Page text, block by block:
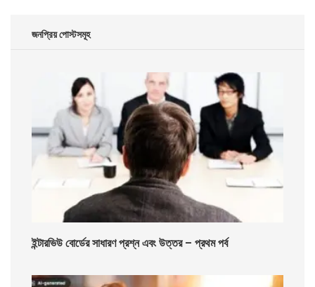
জনপ্রিয় পোস্টসমূহ
ইন্টারভিউ বোর্ডের সাধারণ প্রশ্ন এবং উত্তর – প্রথম পর্ব